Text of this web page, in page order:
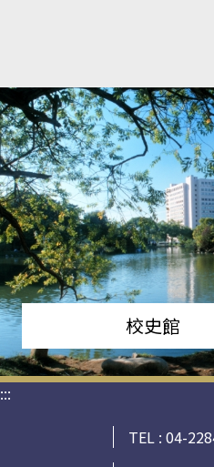
校史館
:::
TEL : 04-